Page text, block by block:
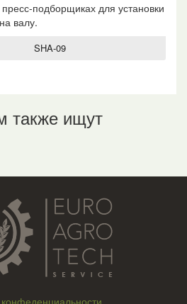
подборщиках для установки
валу.
SHA-09
также ищут